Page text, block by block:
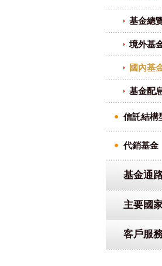
基金總
境外基
國內基
基金配
信託結構
代銷基金
基金通
主要國
客戶服